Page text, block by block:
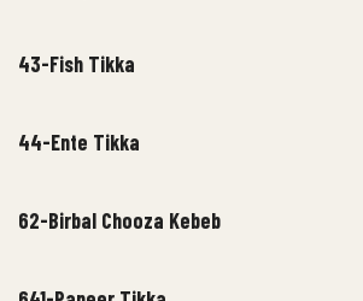
43-Fish Tikka
44-Ente Tikka
62-Birbal Chooza Kebeb